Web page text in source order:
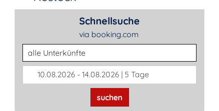
Schnellsuche
via booking.com
Unterkunftsart
10.08.2026 - 14.08.2026 | 5 Tage
suchen